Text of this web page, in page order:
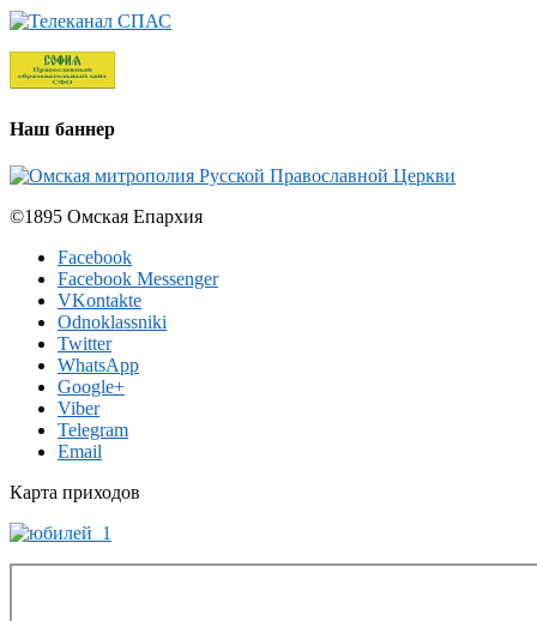
Наш баннер
©1895 Омская Епархия
Facebook
Facebook Messenger
VKontakte
Odnoklassniki
Twitter
WhatsApp
Google+
Viber
Telegram
Email
Карта приходов